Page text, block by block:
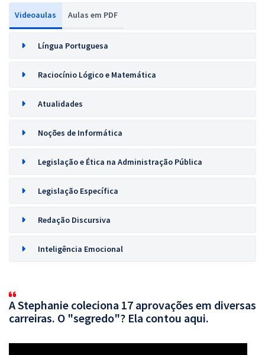
Videoaulas Aulas em PDF
Língua Portuguesa
Raciocínio Lógico e Matemática
Atualidades
Noções de Informática
Legislação e Ética na Administração Pública
Legislação Específica
Redação Discursiva
Inteligência Emocional
A Stephanie coleciona 17 aprovações em diversas
carreiras. O "segredo"? Ela contou aqui.